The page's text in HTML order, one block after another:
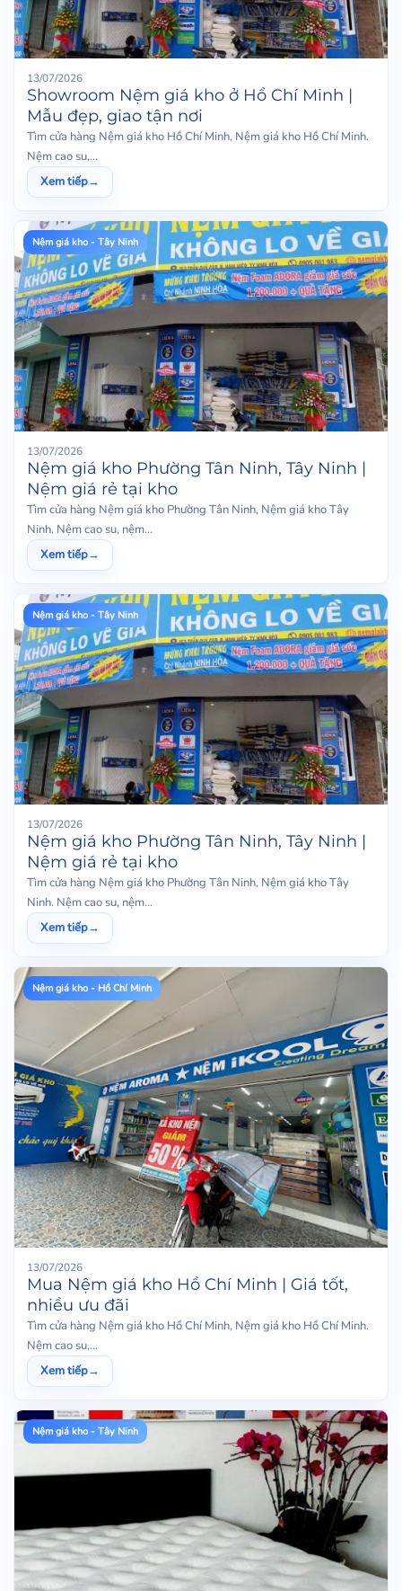
13/07/2026
Showroom Nệm giá kho ở Hồ Chí Minh |
Mẫu đẹp, giao tận nơi
Tìm cửa hàng Nệm giá kho Hồ Chí Minh, Nệm giá kho Hồ Chí Minh.
Nệm cao su,...
Xem tiếp→
Nệm giá kho - Tây Ninh
13/07/2026
Nệm giá kho Phường Tân Ninh, Tây Ninh |
Nệm giá rẻ tại kho
Tìm cửa hàng Nệm giá kho Phường Tân Ninh, Nệm giá kho Tây
Ninh. Nệm cao su, nệm...
Xem tiếp→
Nệm giá kho - Tây Ninh
13/07/2026
Nệm giá kho Phường Tân Ninh, Tây Ninh |
Nệm giá rẻ tại kho
Tìm cửa hàng Nệm giá kho Phường Tân Ninh, Nệm giá kho Tây
Ninh. Nệm cao su, nệm...
Xem tiếp→
Nệm giá kho - Hồ Chí Minh
13/07/2026
Mua Nệm giá kho Hồ Chí Minh | Giá tốt,
nhiều ưu đãi
Tìm cửa hàng Nệm giá kho Hồ Chí Minh, Nệm giá kho Hồ Chí Minh.
Nệm cao su,...
Xem tiếp→
Nệm giá kho - Tây Ninh